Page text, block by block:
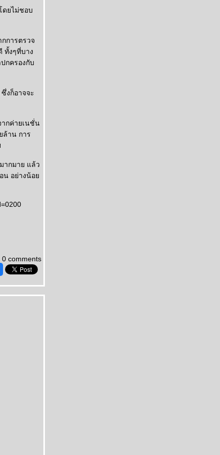
ดยไม่ชอบ
การตรวจ
ทั้งๆที่บาง
กครองกับ
งก็อาจจะ
ากค่ายเนชั่น
ล้าน การ
ากมาย แล้ว
น อย่างน้อ
0 comments